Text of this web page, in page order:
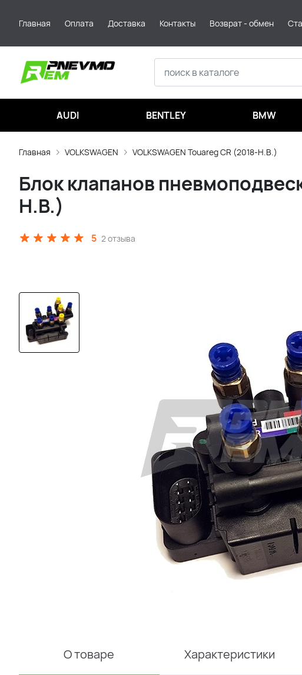
Главная Оплата Доставка Контакты Возврат - обмен
AUDI BENTLEY BMW
Главная VOLKSWAGEN VOLKSWAGEN Touareg CR (2018-Н.В.)
Блок клапанов
Н.В.)
5 2 отзыва
О товаре Характеристики